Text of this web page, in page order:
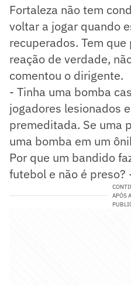
Fortaleza não tem
voltar a jogar quando
recuperados. Tem
reação de verdade,
comentou o dirigente.
- Tinha uma bomba
jogadores lesionados
premeditada. Se uma
uma bomba em um
Por que um bandido
futebol e não é preso?
APÓS A